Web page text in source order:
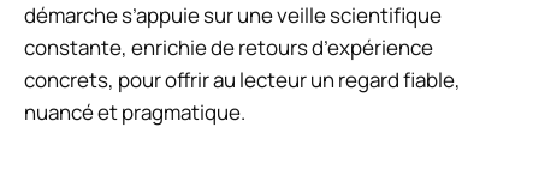
démarche s’appuie sur une veille scientifique
constante, enrichie de retours d’expérience
concrets, pour offrir au lecteur un regard fiable,
nuancé et pragmatique.